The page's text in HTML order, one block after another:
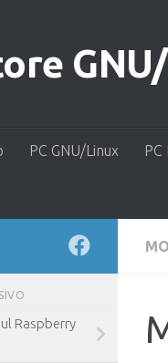
PC GNU/Linux PC
Raspberry